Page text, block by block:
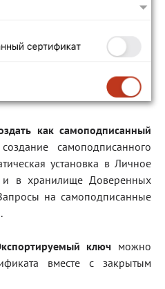
как самоподписанный
самоподписанного
установка в Личное
и в хранилище Доверенных
на самоподписанные
ключ можно
вместе с закрытым